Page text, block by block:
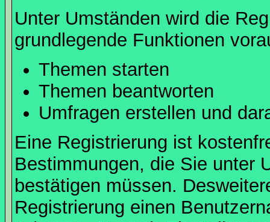
Unter Umständen wird die
grundlegende Funktionen
Themen starten
Themen beantworten
Umfragen erstellen und
Eine Registrierung ist
Bestimmungen, die Sie unter
bestätigen müssen.
Registrierung einen